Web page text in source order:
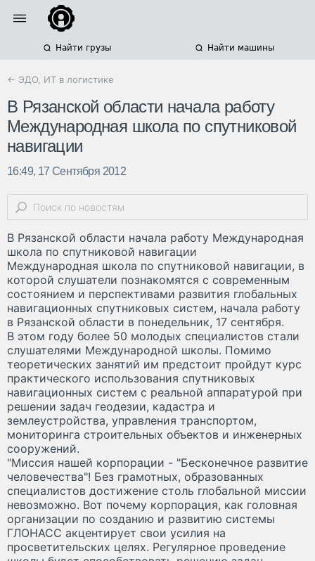
Найти грузы Найти машины
← ЭДО, ИТ в логистике
В Рязанской области начала работу
Международная школа по спутниковой
навигации
16:49, 17 Сентября 2012
В Рязанской области начала работу Международная
школа по спутниковой навигации
Международная школа по спутниковой навигации, в
которой слушатели познакомятся с современным
состоянием и перспективами развития глобальных
навигационных спутниковых систем, начала работу
в Рязанской области в понедельник, 17 сентября.
В этом году более 50 молодых специалистов стали
слушателями Международной школы. Помимо
теоретических занятий им предстоит пройдут курс
практического использования спутниковых
навигационных систем с реальной аппаратурой при
решении задач геодезии, кадастра и
землеустройства, управления транспортом,
мониторинга строительных объектов и инженерных
сооружений.
"Миссия нашей корпорации - "Бесконечное развитие
человечества"! Без грамотных, образованных
специалистов достижение столь глобальной миссии
невозможно. Вот почему корпорация, как головная
организации по созданию и развитию системы
ГЛОНАСС акцентирует свои усилия на
просветительских целях. Регулярное проведение